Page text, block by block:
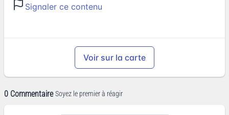
Signaler ce contenu
Voir sur la carte
0 Commentaire Soyez le premier à réagir